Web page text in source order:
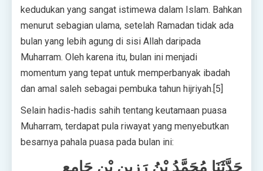
kedudukan yang sangat istimewa dalam Islam. Bahkan
menurut sebagian ulama, setelah Ramadan tidak ada
bulan yang lebih agung di sisi Allah daripada
Muharram. Oleh karena itu, bulan ini menjadi
momentum yang tepat untuk memperbanyak ibadah
dan amal saleh sebagai pembuka tahun hijriyah.[5]
Selain hadis-hadis sahih tentang keutamaan puasa
Muharram, terdapat pula riwayat yang menyebutkan
besarnya pahala puasa pada bulan ini: